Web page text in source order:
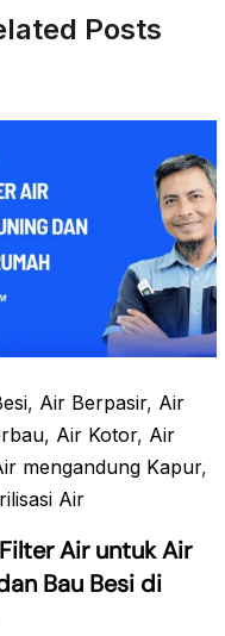
Posts
, Air Berpasir, Air
, Air Kotor, Air
mengandung Kapur,
Air
Air untuk Air
Bau Besi di